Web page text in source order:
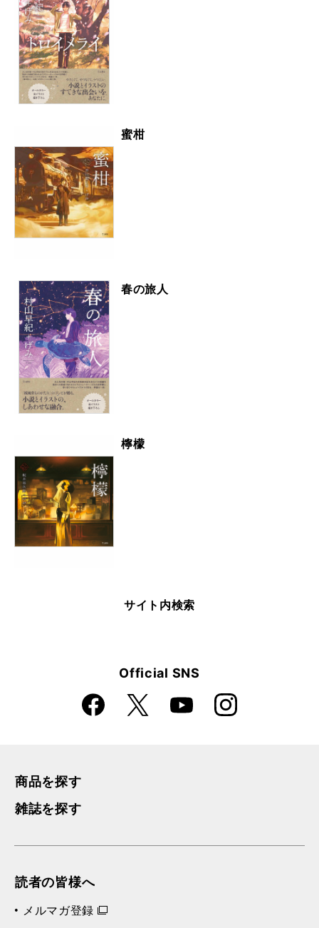
蜜柑
春の旅人
檸檬
サイト内検索
Official SNS
Faceboo
k
X YouTube Instagra
m
商品を探す
雑誌を探す
読者の皆様へ
メルマガ登録